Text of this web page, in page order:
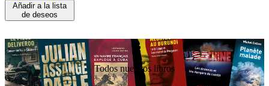
Añadir a la lista
de deseos
Todos nuestros libros